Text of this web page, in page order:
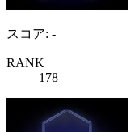
スコア: -
RANK
178